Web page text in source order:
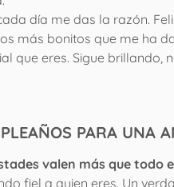
día me das la razón.
más bonitos que me ha
que eres. Sigue brillando,
PARA UNA
valen más que todo
fiel a quien eres. Un